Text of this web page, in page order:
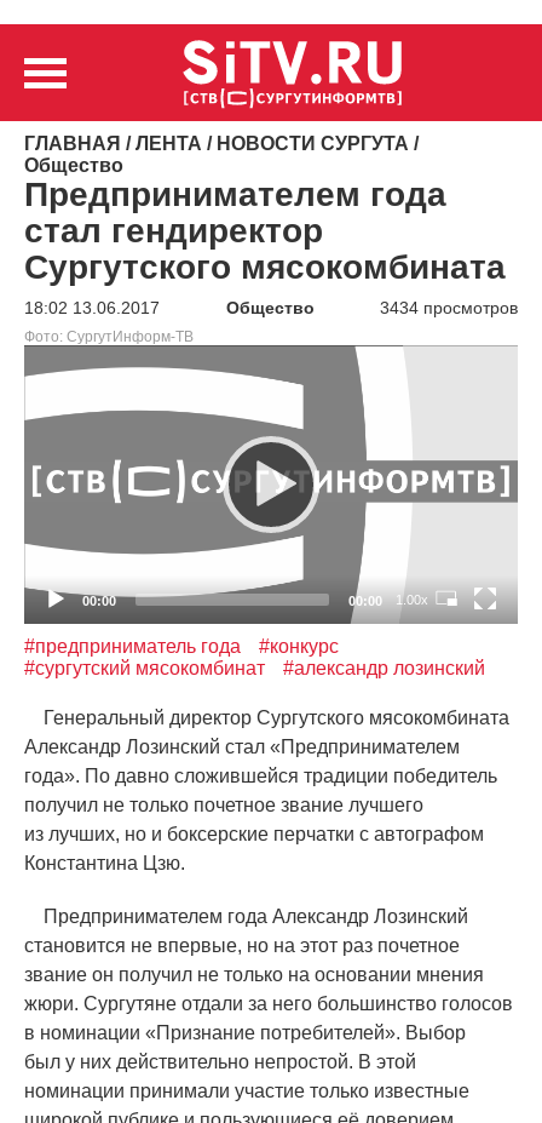
ГЛАВНАЯ /ЛЕНТА / НОВОСТИ СУРГУТА /
Общество
Предпринимателем года
стал гендиректор
Сургутского мясокомбината
18:02 13.06.2017 Общество 3434 просмотров
Фото: СургутИнформ-ТВ
00:00 00:00 1.00x
#предприниматель года
#конкурс
#сургутский мясокомбинат
#александр лозинский
Генеральный директор Сургутского мясокомбината
Александр Лозинский стал «Предпринимателем
года». По давно сложившейся традиции победитель
получил не только почетное звание лучшего
из лучших, но и боксерские перчатки с автографом
Константина Цзю.
Предпринимателем года Александр Лозинский
становится не впервые, но на этот раз почетное
звание он получил не только на основании мнения
жюри. Сургутяне отдали за него большинство голосов
в номинации «Признание потребителей». Выбор
был у них действительно непростой. В этой
номинации принимали участие только известные